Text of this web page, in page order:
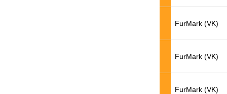
FurMark (VK)
FurMark (VK)
FurMark (VK)